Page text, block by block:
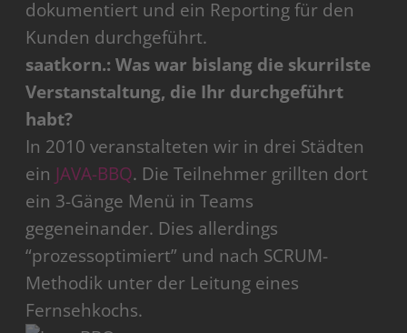
dokumentiert und ein Reporting für den
Kunden durchgeführt.
saatkorn.: Was war bislang die skurrilste
Verstanstaltung, die Ihr durchgeführt
habt?
In 2010 veranstalteten wir in drei Städten
ein JAVA-BBQ. Die Teilnehmer grillten dort
ein 3-Gänge Menü in Teams
gegeneinander. Dies allerdings
“prozessoptimiert” und nach SCRUM-
Methodik unter der Leitung eines
Fernsehkochs.